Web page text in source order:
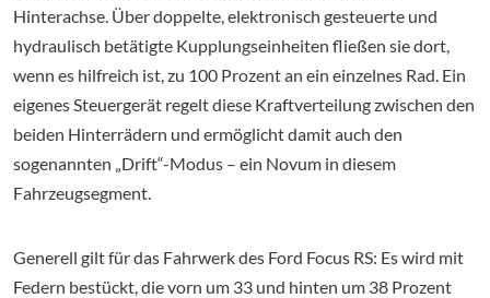
Hinterachse. Über doppelte, elektronisch gesteuerte und
hydraulisch betätigte Kupplungseinheiten fließen sie dort,
wenn es hilfreich ist, zu 100 Prozent an ein einzelnes Rad. Ein
eigenes Steuergerät regelt diese Kraftverteilung zwischen den
beiden Hinterrädern und ermöglicht damit auch den
sogenannten „Drift“-Modus – ein Novum in diesem
Fahrzeugsegment.
Generell gilt für das Fahrwerk des Ford Focus RS: Es wird mit
Federn bestückt, die vorn um 33 und hinten um 38 Prozent